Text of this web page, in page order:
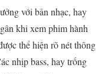
với bản nhạc, hay
khi xem phim hành
thể hiện rõ nét thông
nhịp bass, hay trống